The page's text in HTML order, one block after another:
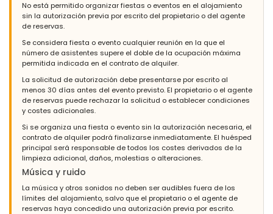
No está permitido organizar fiestas o eventos en el alojamiento
sin la autorización previa por escrito del propietario o del agente
de reservas.
Se considera fiesta o evento cualquier reunión en la que el
número de asistentes supere el doble de la ocupación máxima
permitida indicada en el contrato de alquiler.
La solicitud de autorización debe presentarse por escrito al
menos 30 días antes del evento previsto. El propietario o el agente
de reservas puede rechazar la solicitud o establecer condiciones
y costes adicionales.
Si se organiza una fiesta o evento sin la autorización necesaria, el
contrato de alquiler podrá finalizarse inmediatamente. El huésped
principal será responsable de todos los costes derivados de la
limpieza adicional, daños, molestias o alteraciones.
Música y ruido
La música y otros sonidos no deben ser audibles fuera de los
límites del alojamiento, salvo que el propietario o el agente de
reservas haya concedido una autorización previa por escrito.